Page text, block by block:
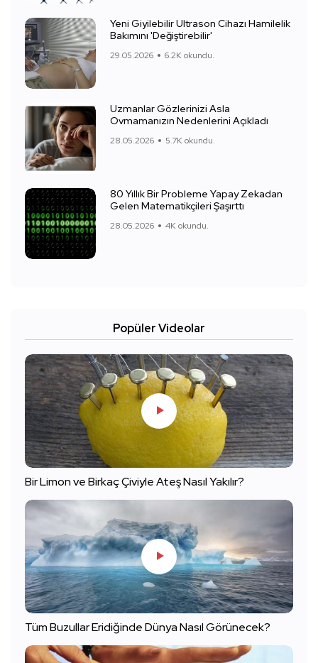
Yeni Giyilebilir Ultrason Cihazı Hamilelik
Bakımını 'Değiştirebilir'
29.05.2026 6.2K okundu.
Uzmanlar Gözlerinizi Asla
Ovmamanızın Nedenlerini Açıkladı
28.05.2026 5.7K okundu.
80 Yıllık Bir Probleme Yapay Zekadan
Gelen Matematikçileri Şaşırttı
28.05.2026 4K okundu.
Popüler Videolar
Bir Limon ve Birkaç Çiviyle Ateş Nasıl Yakılır?
Tüm Buzullar Eridiğinde Dünya Nasıl Görünecek?